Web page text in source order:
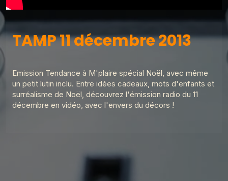
TAMP 11 décembre 2013
Emission Tendance à M'plaire spécial Noël, avec même
un petit lutin inclu. Entre idées cadeaux, mots d'enfants et
surréalisme de Noël, découvrez l'émission radio du 11
décembre en vidéo, avec l'envers du décors !